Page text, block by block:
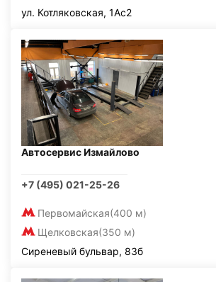
ул. Котляковская, 1Ас2
Автосервис Измайлово
+7 (495) 021-25-26
Первомайская(400 м)
Щелковская(350 м)
Сиреневый бульвар, 83б